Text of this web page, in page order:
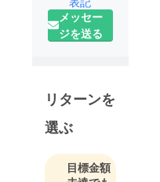
㎡、果樹約
13万㎡を数
名のスタッ
ります。
の特徴は、
無肥料・少
量施肥によ
メッセー
ジを送る
リターンを
選ぶ
目標金額